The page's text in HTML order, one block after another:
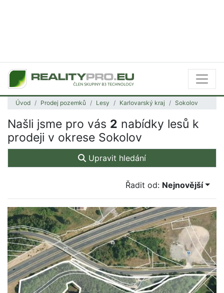
Úvod Prodej pozemků Lesy Karlovarský kraj Sokolov
Našli jsme pro vás 2 nabídky lesů k
prodeji v okrese Sokolov
Upravit hledání
Řadit od: Nejnovější